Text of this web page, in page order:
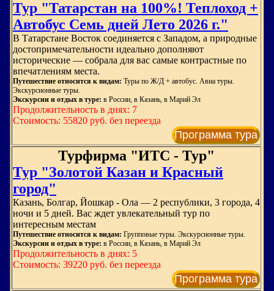
Тур "Татарстан на 100%! Теплоход +
Автобус Семь дней Лето 2026 г."
В Татарстане Восток соединяется с Западом, а природные
достопримечательности идеально дополняют
исторические — собрала для вас самые контрастные по
впечатлениям места.
Путешествие относится к видам: Туры по Ж/Д + автобус. Авиа туры.
Экскурсионные туры.
Экскурсии и отдых в туре: в России, в Казань, в Марий Эл
Продолжительность в днях: 7
Стоимость: 55820 руб. без переезда
Программа тура
Турфирма "ИТС - Тур"
Тур "Золотой Казан и Красный
город"
Казань, Болгар, Йошкар - Ола — 2 республики, 3 города, 4
ночи и 5 дней. Вас ждет увлекательный тур по
интересным местам
Путешествие относится к видам: Групповые туры. Экскурсионные туры.
Экскурсии и отдых в туре: в России, в Казань, в Марий Эл
Продолжительность в днях: 5
Стоимость: 39220 руб. без переезда
Программа тура